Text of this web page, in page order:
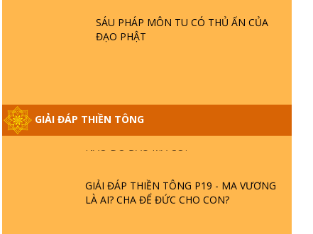
SÁU PHÁP MÔN TU CÓ THỦ ẤN CỦA
ĐẠO PHẬT
GIẢI ĐÁP THIỀN TÔNG
GIẢI ĐÁP VỀ LỄ TIỄN THIỀN TÔNG SƯ
GIẢI ĐÁP THIỀN TÔNG ĐẶC BIỆT PHẦN
20 - BÁC NGUYỄN NHÂN LÀ AI? PHIỀN
NÃO DO ĐÂU MÀ CÓ?
GIẢI ĐÁP THIỀN TÔNG P19 - MA VƯƠNG
LÀ AI? CHA ĐỂ ĐỨC CHO CON?